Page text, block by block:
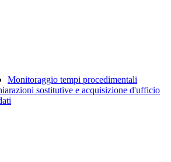
Monitoraggio tempi procedimentali
sostitutive e acquisizione d'ufficio